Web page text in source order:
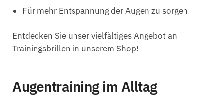
Für mehr Entspannung der Augen zu sorgen
Entdecken Sie unser vielfältiges Angebot an
Trainingsbrillen in unserem Shop!
Augentraining im Alltag